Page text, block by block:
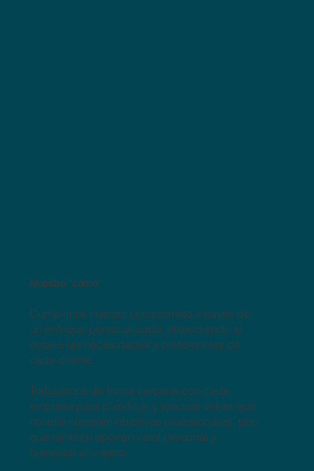
Nuestro "cómo"
Cumplimos nuestro compromiso a través de
un enfoque personalizado, entendiendo al
detalle las necesidades y preferencias de
cada cliente.
Trabajamos de forma cercana con cada
empresa para planificar y ejecutar viajes que
no solo cumplen objetivos profesionales, sino
que también aportan valor personal y
bienestar al viajero.